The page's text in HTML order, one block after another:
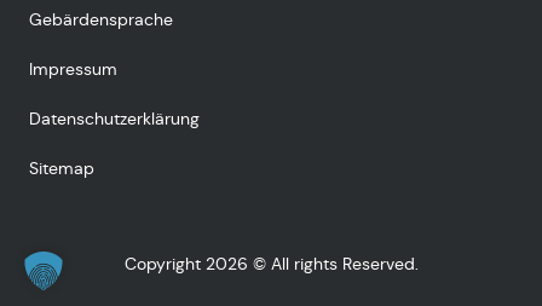
Gebärdensprache
Impressum
Datenschutzerklärung
Sitemap
Copyright 2026 © All rights Reserved.